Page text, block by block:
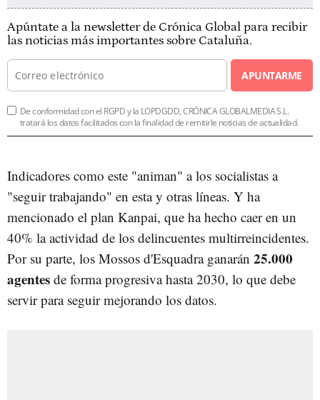
Apúntate a la newsletter de Crónica Global para recibir
las noticias más importantes sobre Cataluña.
APUNTARME
De conformidad con el RGPD y la LOPDGDD, CRÓNICA GLOBALMEDIA S.L.
tratará los datos facilitados con la finalidad de remitirle noticias de actualidad.
Indicadores como este "animan" a los socialistas a
"seguir trabajando" en esta y otras líneas. Y ha
mencionado el plan Kanpai, que ha hecho caer en un
40% la actividad de los delincuentes multirreincidentes.
Por su parte, los Mossos d'Esquadra ganarán 25.000
agentes de forma progresiva hasta 2030, lo que debe
servir para seguir mejorando los datos.